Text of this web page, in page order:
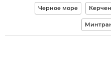
Черное море